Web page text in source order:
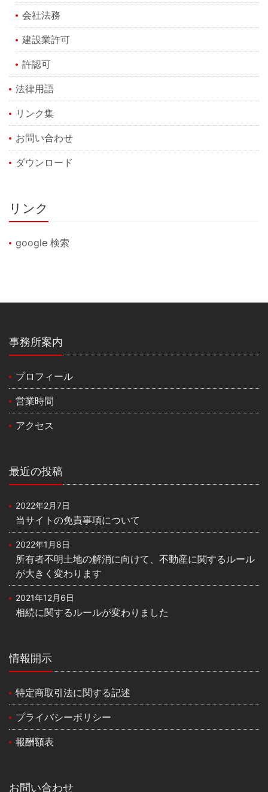
会社法務
建設業許可
許認可
法律用語
リンク集
お問い合わせ
ダウンロード
リンク
google 検索
事務所案内
プロフィール
営業時間
アクセス
最近の投稿
2022年2月7日
当サイトの免責事項について
2022年1月8日
所有者不明土地の解消に向けて、不動産に関するルール
が大きく変わります
2021年12月6日
相続に関するルールが変わりました
情報開示
特定商取引法に関する記述
プライバシーポリシー
報酬額表
お問い合わせ